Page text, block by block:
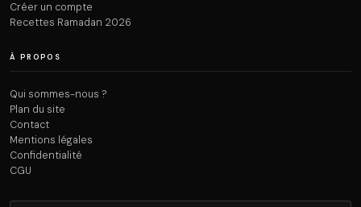
Créer un compte
Recettes Ramadan 2026
À PROPOS
Qui sommes-nous ?
Plan du site
Contact
Mentions légales
Confidentialité
CGU